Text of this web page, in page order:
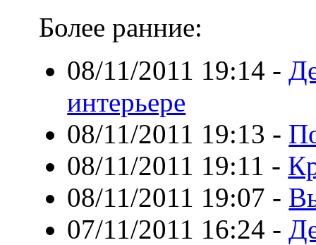
Более ранние:
08/11/2011 19:14 -
интерьере
08/11/2011 19:13 -
08/11/2011 19:11 -
08/11/2011 19:07 -
07/11/2011 16:24 -